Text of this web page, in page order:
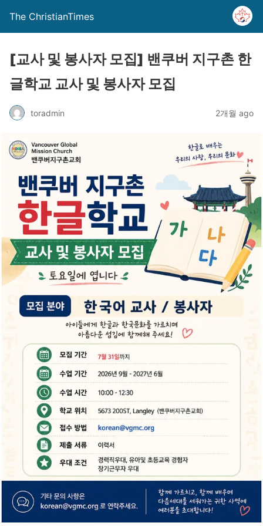
The ChristianTimes
[교사 및 봉사자 모집] 밴쿠버 지구촌 한
글학교 교사 및 봉사자 모집
toradmin 2개월 ago